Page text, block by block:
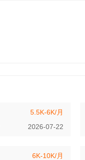
5.5K-6K/月
2026-07-22
6K-10K/月